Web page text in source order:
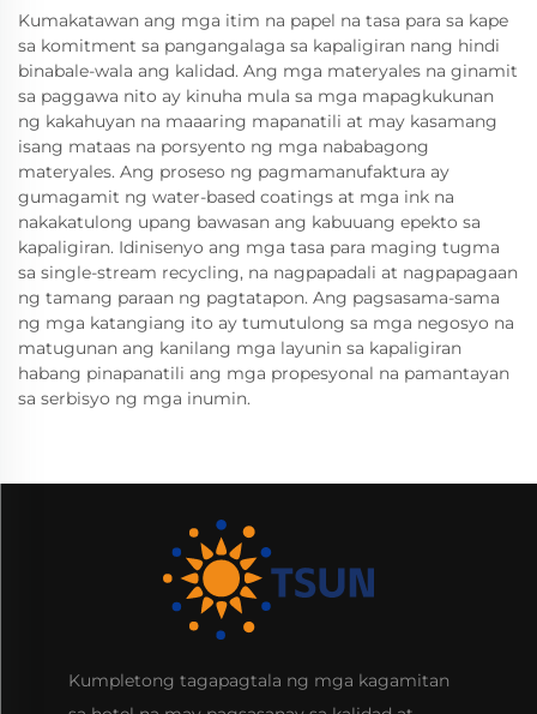
Kumakatawan ang mga itim na papel na tasa para sa kape
sa komitment sa pangangalaga sa kapaligiran nang hindi
binabale-wala ang kalidad. Ang mga materyales na ginamit
sa paggawa nito ay kinuha mula sa mga mapagkukunan
ng kakahuyan na maaaring mapanatili at may kasamang
isang mataas na porsyento ng mga nababagong
materyales. Ang proseso ng pagmamanufaktura ay
gumagamit ng water-based coatings at mga ink na
nakakatulong upang bawasan ang kabuuang epekto sa
kapaligiran. Idinisenyo ang mga tasa para maging tugma
sa single-stream recycling, na nagpapadali at nagpapagaan
ng tamang paraan ng pagtatapon. Ang pagsasama-sama
ng mga katangiang ito ay tumutulong sa mga negosyo na
matugunan ang kanilang mga layunin sa kapaligiran
habang pinapanatili ang mga propesyonal na pamantayan
sa serbisyo ng mga inumin.
Kumpletong tagapagtala ng mga kagamitan